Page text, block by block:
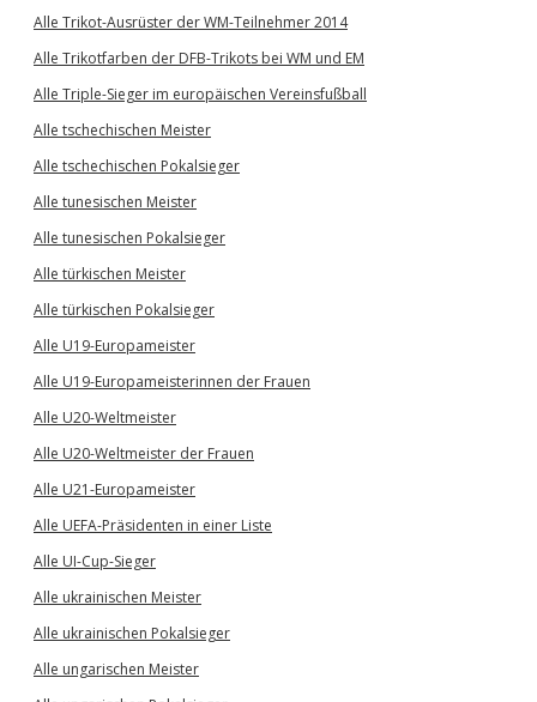
Alle Trikot-Ausrüster der WM-Teilnehmer 2014
Alle Trikotfarben der DFB-Trikots bei WM und EM
Alle Triple-Sieger im europäischen Vereinsfußball
Alle tschechischen Meister
Alle tschechischen Pokalsieger
Alle tunesischen Meister
Alle tunesischen Pokalsieger
Alle türkischen Meister
Alle türkischen Pokalsieger
Alle U19-Europameister
Alle U19-Europameisterinnen der Frauen
Alle U20-Weltmeister
Alle U20-Weltmeister der Frauen
Alle U21-Europameister
Alle UEFA-Präsidenten in einer Liste
Alle UI-Cup-Sieger
Alle ukrainischen Meister
Alle ukrainischen Pokalsieger
Alle ungarischen Meister